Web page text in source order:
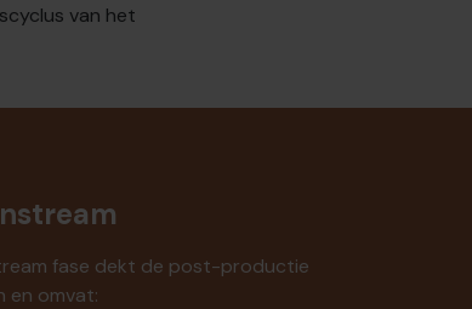
van het
fase dekt de post-productie
en omvat: